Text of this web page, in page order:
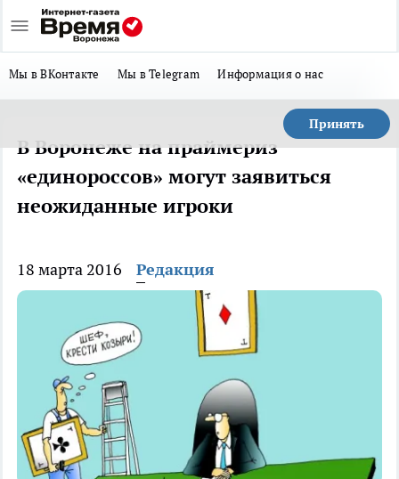
Мы в ВКонтакте Мы в Telegram Информация о нас
Принять
В Воронеже на праймериз
«единороссов» могут заявиться
неожиданные игроки
18 марта 2016 Редакция